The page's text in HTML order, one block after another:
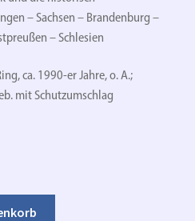
– Sachsen – Brandenburg –
– Schlesien
ca. 1990-er Jahre, o. A.;
mit Schutzumschlag